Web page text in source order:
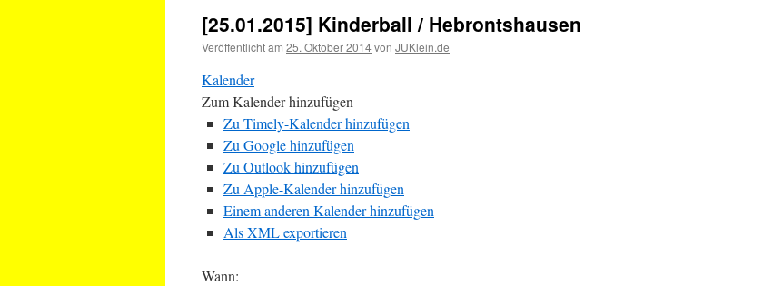
[25.01.2015] Kinderball / Hebrontshausen
Veröffentlicht am 25. Oktober 2014von JUKlein.de
Kalender
Zum Kalender hinzufügen
Zu Timely-Kalender hinzufügen
Zu Google hinzufügen
Zu Outlook hinzufügen
Zu Apple-Kalender hinzufügen
Einem anderen Kalender hinzufügen
Als XML exportieren
Wann: